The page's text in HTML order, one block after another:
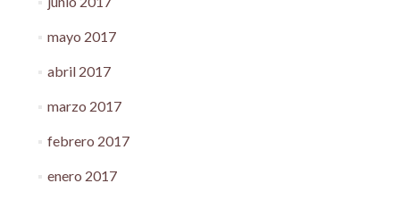
mayo 2017
abril 2017
marzo 2017
febrero 2017
enero 2017